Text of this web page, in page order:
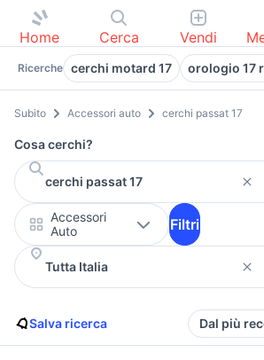
Home Cerca Vendi
Ricerche cerchi motard 17 orologio 17
Subito Accessori auto cerchi passat 17
Cosa cerchi?
Accessori
Auto
Filtri
Salva ricerca Dal più